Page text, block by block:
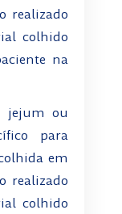
realizado
colhido
na
jejum ou
para
em
realizado
colhido